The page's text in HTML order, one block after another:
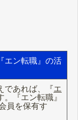
エン転職』の活
であれば、『エ
『エン転職』
員を保有す